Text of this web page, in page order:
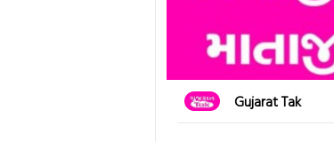
seconds
Gujarat Tak